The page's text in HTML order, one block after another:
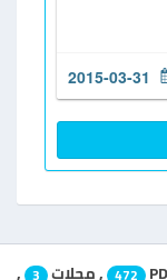
2015-03-31
472
,مجلات 3
,